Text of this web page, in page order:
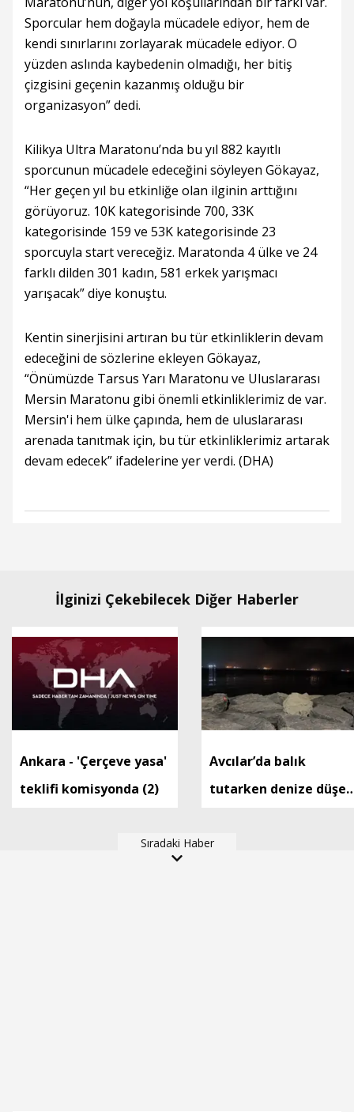
Sporcular hem doğayla mücadele ediyor, hem de
kendi sınırlarını zorlayarak mücadele ediyor. O
yüzden aslında kaybedenin olmadığı, her bitiş
çizgisini geçenin kazanmış olduğu bir
organizasyon” dedi.
Kilikya Ultra Maratonu’nda bu yıl 882 kayıtlı
sporcunun mücadele edeceğini söyleyen Gökayaz,
“Her geçen yıl bu etkinliğe olan ilginin arttığını
görüyoruz. 10K kategorisinde 700, 33K
kategorisinde 159 ve 53K kategorisinde 23
sporcuyla start vereceğiz. Maratonda 4 ülke ve 24
farklı dilden 301 kadın, 581 erkek yarışmacı
yarışacak” diye konuştu.
Kentin sinerjisini artıran bu tür etkinliklerin devam
edeceğini de sözlerine ekleyen Gökayaz,
“Önümüzde Tarsus Yarı Maratonu ve Uluslararası
Mersin Maratonu gibi önemli etkinliklerimiz de var.
Mersin'i hem ülke çapında, hem de uluslararası
arenada tanıtmak için, bu tür etkinliklerimiz artarak
devam edecek” ifadelerine yer verdi. (DHA)
İlginizi Çekebilecek Diğer Haberler
Ankara - 'Çerçeve yasa'
teklifi komisyonda (2)
Avcılar’da balık
tutarken denize düşen
Sıradaki Haber